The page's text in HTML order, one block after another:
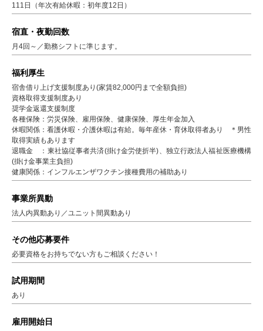
111日（年次有給休暇：初年度12日）
宿直・夜勤回数
月4回～／勤務シフトに準じます。
福利厚生
宿舎借り上げ支援制度あり(家賃82,000円まで全額負担)
資格取得支援制度あり
奨学金返還支援制度
各種保険：労災保険、雇用保険、健康保険、厚生年金加入
休暇関係：看護休暇・介護休暇は有給。毎年産休・育休取得者あり ＊男性
取得実績もあります
退職金 ：東社協従事者共済(掛け金労使折半)、独立行政法人福祉医療機構
(掛け金事業主負担)
健康関係：インフルエンザワクチン接種費用の補助あり
事業所異動
法人内異動あり／ユニット間異動あり
その他応募要件
必要資格をお持ちでない方もご相談ください！
試用期間
あり
雇用開始日